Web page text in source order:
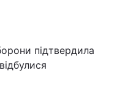
підтвердила